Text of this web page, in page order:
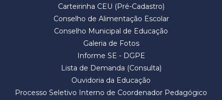
Carteirinha CEU (Pré-Cadastro)
Conselho de Alimentação Escolar
Conselho Municipal de Educação
Galeria de Fotos
Informe SE - DGPE
Lista de Demanda (Consulta)
Ouvidoria da Educação
Processo Seletivo Interno de Coordenador Pedagógico